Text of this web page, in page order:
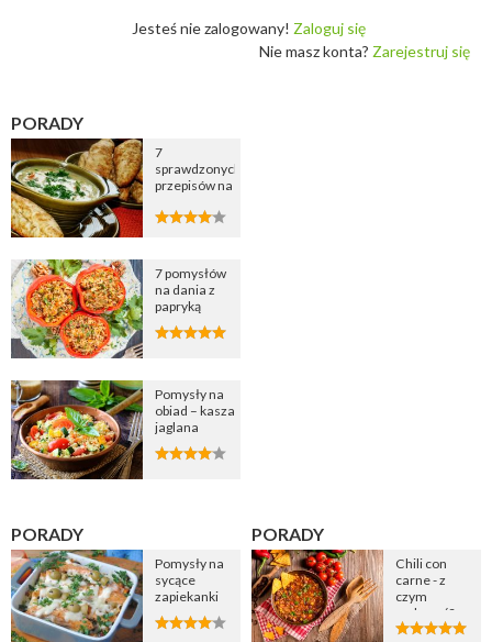
Jesteś nie zalogowany! Zaloguj się
Nie masz konta? Zarejestruj się
PORADY
7
sprawdzonych
przepisów na
cebulową
7 pomysłów
na dania z
papryką
Pomysły na
obiad – kasza
jaglana
PORADY
Pomysły na
sycące
zapiekanki
PORADY
Chili con
carne - z
czym
podawać?